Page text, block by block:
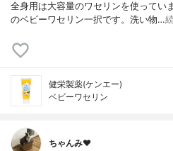
全身用は大容量のワセリンを使ってい
のベビーワセリン一択です。洗い物…
健栄製薬(ケンエー)
ベビーワセリン
ちゃんみ♥︎